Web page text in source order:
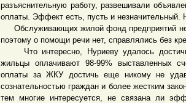
разъяснительную работу, развешивали
оплаты. Эффект есть, пусть и незначительный.
Обслуживающих жилой фонд предприятий
поэтому о помощи речи нет, справлялись без
Что интересно, Нуриеву удалось
жильцы оплачивают 98-99% выставленных
оплаты за ЖКУ достичь еще никому не
сознательностью граждан и более жестким
тем многие интересуется, не связана ли